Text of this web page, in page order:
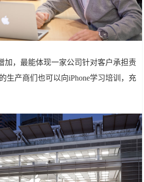
加，最能体现一家公司针对客户承担责
生产商们也可以向iPhone学习培训，充